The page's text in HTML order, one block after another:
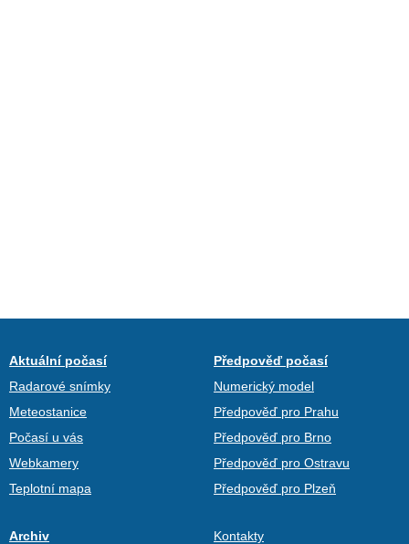
Aktuální počasí
Radarové snímky
Meteostanice
Počasí u vás
Webkamery
Teplotní mapa
Předpověď počasí
Numerický model
Předpověď pro Prahu
Předpověď pro Brno
Předpověď pro Ostravu
Předpověď pro Plzeň
Archiv Kontakty